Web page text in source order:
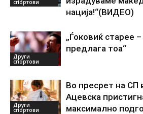
спортови
нација!“(ВИДЕО)
Други
спортови
„Ѓоковиќ старее
предлага тоа“
Други
спортови
Во пресрет на СП
Ацевска
максимално